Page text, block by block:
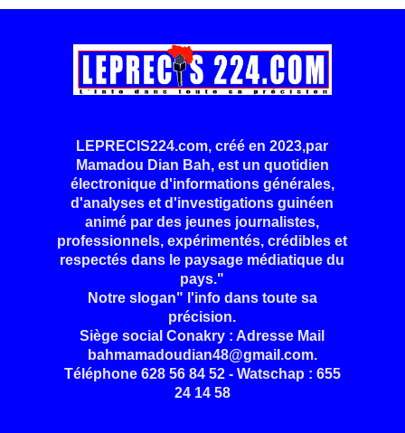
LEPRECIS224.com, créé en 2023,par
Mamadou Dian Bah, est un quotidien
électronique d'informations générales,
d'analyses et d'investigations guinéen
animé par des jeunes journalistes,
professionnels, expérimentés, crédibles et
respectés dans le paysage médiatique du
pays."
Notre slogan" l'info dans toute sa
précision.
Siège social Conakry : Adresse Mail
bahmamadoudian48@gmail.com.
Téléphone 628 56 84 52 - Watschap : 655
24 14 58